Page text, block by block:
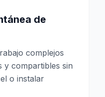
de
complejos
y compartibles sin
o instalar